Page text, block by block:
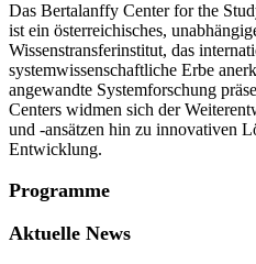
Das Bertalanffy Center for the
ist ein österreichisches,
Wissenstransferinstitut, das
systemwissenschaftliche Erbe
angewandte Systemforschung
Centers widmen sich der
und -ansätzen hin zu innovativen
Entwicklung.
Programme
Aktuelle News